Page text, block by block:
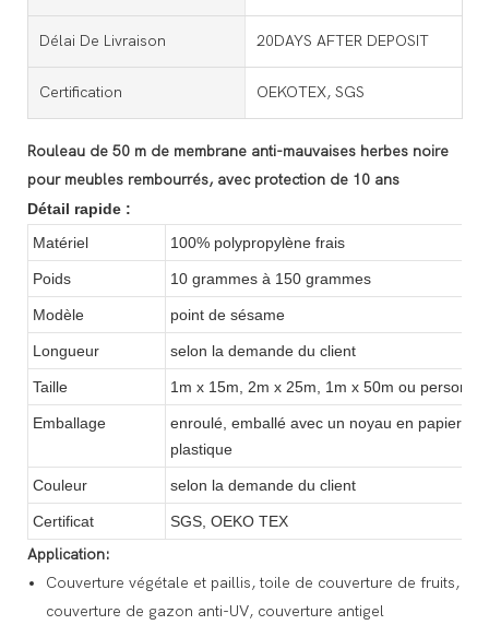
Délai De Livraison 20DAYS AFTER DEPOSIT
Certification OEKOTEX, SGS
Rouleau de 50 m de membrane anti-mauvaises herbes noire
pour meubles rembourrés, avec protection de 10 ans
Détail rapide :
Matériel
100% polypropylène frais
Poids 10 grammes à 150 grammes
Modèle point de sésame
Longueur selon la demande du client
Taille 1m x 15m, 2m x 25m, 1m x 50m ou
Emballage
enroulé, emballé avec un noyau en papier et
plastique
Couleur selon la demande du client
Certificat SGS, OEKO TEX
Application:
Couverture végétale et paillis, toile de couverture de fruits,
couverture de gazon anti-UV, couverture antigel